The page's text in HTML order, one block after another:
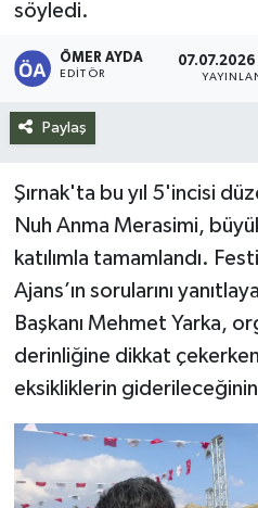
söyledi.
ÖMER AYDA
EDITÖR
07.07.2026
Paylaş
Şırnak'ta bu yıl 5'incisi
Nuh Anma Merasimi,
katılımla tamamlandı.
Ajans’ın sorularını
Başkanı Mehmet Yarka,
derinliğine dikkat
eksikliklerin
Spor
Teknoloji
Yazarlar